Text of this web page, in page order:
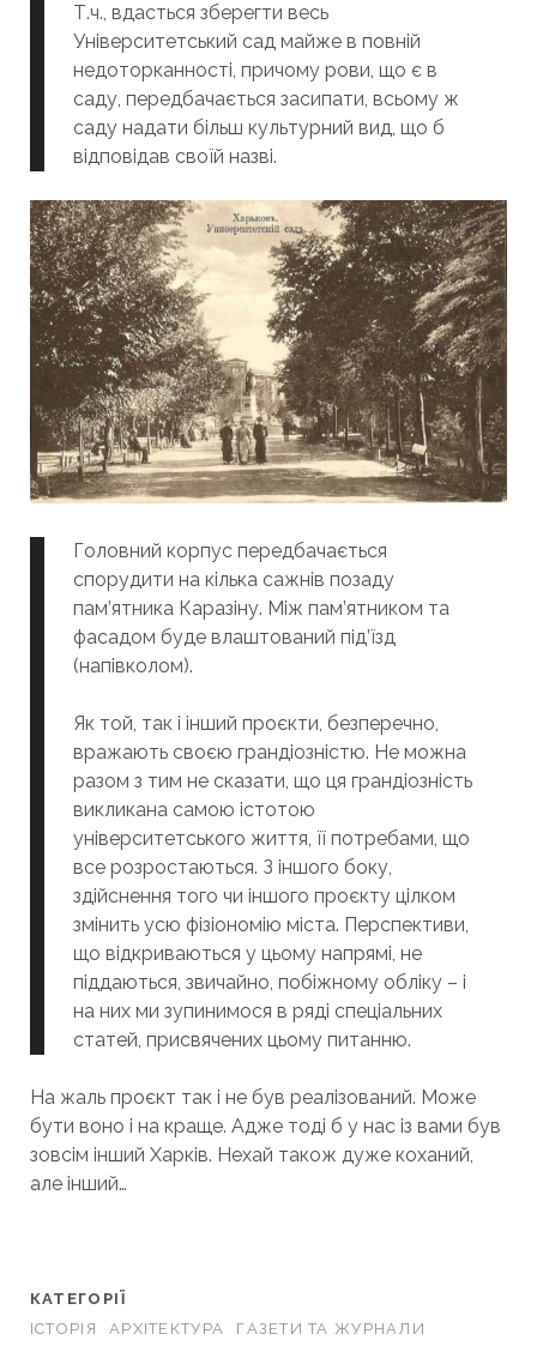
Т.ч., вдасться зберегти весь
Університетський сад майже в повній
недоторканності, причому рови, що є в
саду, передбачається засипати, всьому ж
саду надати більш культурний вид, що б
відповідав своїй назві.
Головний корпус передбачається
спорудити на кілька сажнів позаду
пам’ятника Каразіну. Між пам’ятником та
фасадом буде влаштований під’їзд
(напівколом).
Як той, так і інший проєкти, безперечно,
вражають своєю грандіозністю. Не можна
разом з тим не сказати, що ця грандіозність
викликана самою істотою
університетського життя, її потребами, що
все розростаються. З іншого боку,
здійснення того чи іншого проєкту цілком
змінить усю фізіономію міста. Перспективи,
що відкриваються у цьому напрямі, не
піддаються, звичайно, побіжному обліку – і
на них ми зупинимося в ряді спеціальних
статей, присвячених цьому питанню.
На жаль проєкт так і не був реалізований. Може
бути воно і на краще. Адже тоді б у нас із вами був
зовсім інший Харків. Нехай також дуже ​​коханий,
але інший…
КАТЕГОРІЇ
ІСТОРІЯ
АРХІТЕКТУРА ГАЗЕТИ ТА ЖУРНАЛИ